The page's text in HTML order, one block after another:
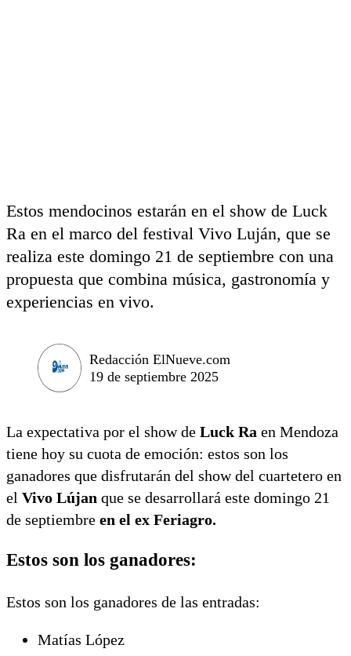
Estos mendocinos estarán en el show de Luck
Ra en el marco del festival Vivo Luján, que se
realiza este domingo 21 de septiembre con una
propuesta que combina música, gastronomía y
experiencias en vivo.
Redacción ElNueve.com
19 de septiembre 2025
La expectativa por el show de Luck Ra en Mendoza
tiene hoy su cuota de emoción: estos son los
ganadores que disfrutarán del show del cuartetero en
el Vivo Lújan que se desarrollará este domingo 21
de septiembre en el ex Feriagro.
Estos son los ganadores:
Estos son los ganadores de las entradas:
Matías López